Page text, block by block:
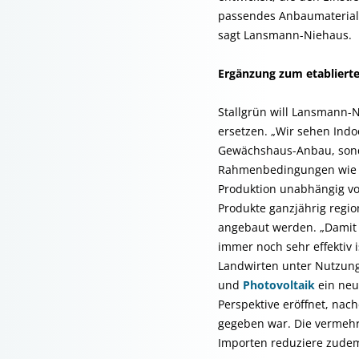
passendes
sagt Lansmann-Niehaus.
Ergänzung zum
Stallgrün will Lansmann-
ersetzen. „Wir sehen
Gewächshaus-Anbau,
Rahmenbedingungen
Produktion unabhängig
Produkte ganzjährig
angebaut werden.
immer noch sehr effektiv
Landwirten unter
und Photovoltaik ein
Perspektive eröffnet,
gegeben war. Die
Importen reduziere